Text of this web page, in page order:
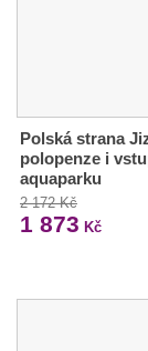
Polská strana
polopenze i
aquaparku
2 172 Kč
1 873 Kč